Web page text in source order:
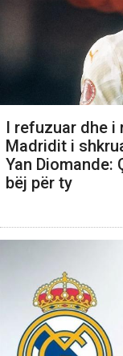
I refuzuar dhe i
Madridit i
Yan
bëj për ty